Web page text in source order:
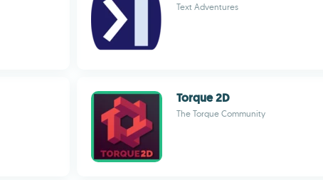
Text Adventures
Torque 2D
The Torque Community